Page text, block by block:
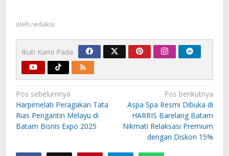
oleh redaksi
Ikuti Kami Pada
Navigasi
pos
Pos sebelumnya
Harpimelati Peragakan Tata
Rias Pengantin Melayu di
Batam Bisnis Expo 2025
Pos berikutnya
Aspa Spa Resmi Dibuka di
HARRIS Barelang Batam
Nikmati Relaksasi Premium
dengan Diskon 15%